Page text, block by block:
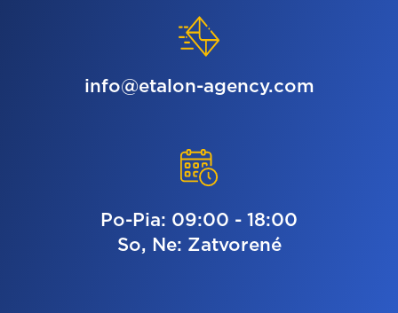
info@etalon-agency.com
Po-Pia: 09:00 - 18:00
So, Ne: Zatvorené